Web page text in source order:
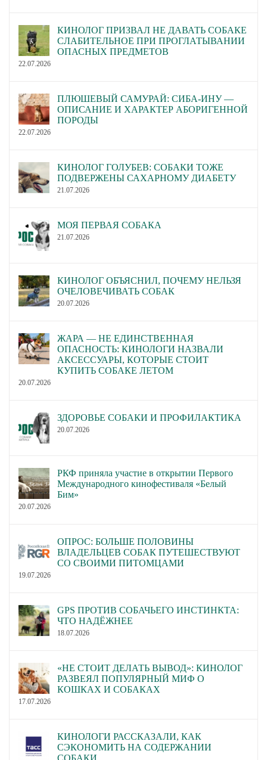
КИНОЛОГ ПРИЗВАЛ НЕ ДАВАТЬ СОБАКЕ
СЛАБИТЕЛЬНОЕ ПРИ ПРОГЛАТЫВАНИИ
ОПАСНЫХ ПРЕДМЕТОВ
22.07.2026
ПЛЮШЕВЫЙ САМУРАЙ: СИБА-ИНУ —
ОПИСАНИЕ И ХАРАКТЕР АБОРИГЕННОЙ
ПОРОДЫ
22.07.2026
КИНОЛОГ ГОЛУБЕВ: СОБАКИ ТОЖЕ
ПОДВЕРЖЕНЫ САХАРНОМУ ДИАБЕТУ
21.07.2026
МОЯ ПЕРВАЯ СОБАКА
21.07.2026
КИНОЛОГ ОБЪЯСНИЛ, ПОЧЕМУ НЕЛЬЗЯ
ОЧЕЛОВЕЧИВАТЬ СОБАК
20.07.2026
ЖАРА — НЕ ЕДИНСТВЕННАЯ
ОПАСНОСТЬ: КИНОЛОГИ НАЗВАЛИ
АКСЕССУАРЫ, КОТОРЫЕ СТОИТ
КУПИТЬ СОБАКЕ ЛЕТОМ
20.07.2026
ЗДОРОВЬЕ СОБАКИ И ПРОФИЛАКТИКА
20.07.2026
РКФ приняла участие в открытии Первого
Международного кинофестиваля «Белый
Бим»
20.07.2026
ОПРОС: БОЛЬШЕ ПОЛОВИНЫ
ВЛАДЕЛЬЦЕВ СОБАК ПУТЕШЕСТВУЮТ
СО СВОИМИ ПИТОМЦАМИ
19.07.2026
GPS ПРОТИВ СОБАЧЬЕГО ИНСТИНКТА:
ЧТО НАДЁЖНЕЕ
18.07.2026
«НЕ СТОИТ ДЕЛАТЬ ВЫВОД»: КИНОЛОГ
РАЗВЕЯЛ ПОПУЛЯРНЫЙ МИФ О
КОШКАХ И СОБАКАХ
17.07.2026
КИНОЛОГИ РАССКАЗАЛИ, КАК
СЭКОНОМИТЬ НА СОДЕРЖАНИИ
СОБАКИ